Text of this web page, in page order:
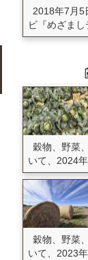
2018年7月5
ビ『めざまし
穀物、野菜
いて、2024
穀物、野菜
いて、2023